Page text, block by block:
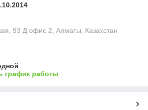
93 Д офис 2, Алматы, Казахстан
график работы